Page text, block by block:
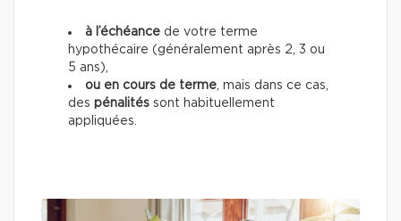
à l’échéance de votre terme
hypothécaire (généralement après 2, 3 ou
5 ans),
ou en cours de terme, mais dans ce cas,
des pénalités sont habituellement
appliquées.